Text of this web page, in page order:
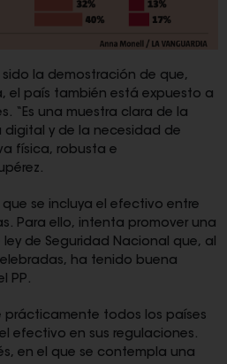
sido la demostración de que,
el país también está expuesto a
“Es una muestra clara de la
y de la necesidad de
física, robusta e
se incluya el efectivo entre
Para ello, intenta promover una
de Seguridad Nacional que, al
ha tenido buena
PP.
prácticamente todos los países
efectivo en sus regulaciones.
en el que se contempla una